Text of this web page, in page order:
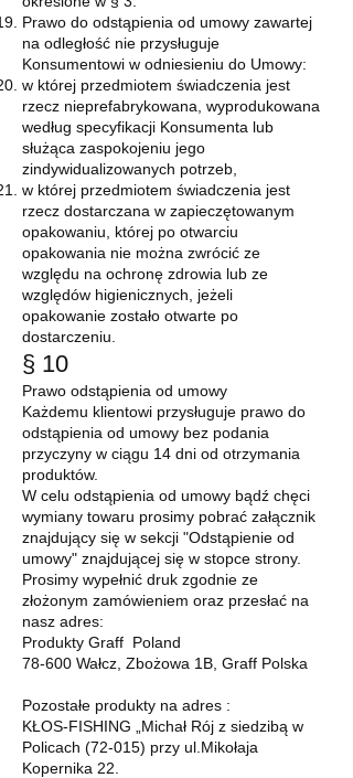
Prawo do odstąpienia od umowy zawartej
na odległość nie przysługuje
Konsumentowi w odniesieniu do Umowy:
w której przedmiotem świadczenia jest
rzecz nieprefabrykowana, wyprodukowana
według specyfikacji Konsumenta lub
służąca zaspokojeniu jego
zindywidualizowanych potrzeb,
w której przedmiotem świadczenia jest
rzecz dostarczana w zapieczętowanym
opakowaniu, której po otwarciu
opakowania nie można zwrócić ze
względu na ochronę zdrowia lub ze
względów higienicznych, jeżeli
opakowanie zostało otwarte po
dostarczeniu.
§ 10
Prawo odstąpienia od umowy
Każdemu klientowi przysługuje prawo do
odstąpienia od umowy bez podania
przyczyny w ciągu 14 dni od otrzymania
produktów.
W celu odstąpienia od umowy bądź chęci
wymiany towaru prosimy pobrać załącznik
znajdujący się w sekcji "Odstąpienie od
umowy" znajdującej się w stopce strony.
Prosimy wypełnić druk zgodnie ze
złożonym zamówieniem oraz przesłać na
nasz adres:
Produkty Graff Poland
78-600 Wałcz, Zbożowa 1B, Graff Polska
Pozostałe produkty na adres :
KŁOS-FISHING „Michał Rój z siedzibą w
Policach (72-015) przy ul.Mikołaja
Kopernika 22.